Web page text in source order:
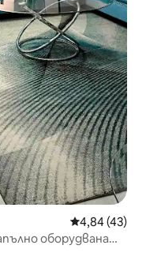
Средна
4,84 (43)
оборудвана